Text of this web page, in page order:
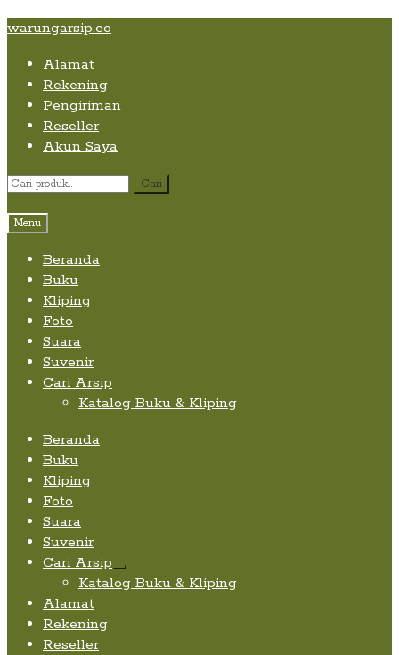
Skip
content
Skip
navigation
Skip
content
warungarsip.co
Alamat
Rekening
Pengiriman
Reseller
Akun Saya
Pencarian
Cari
Menu
Beranda
Buku
Kliping
Foto
Suara
Suvenir
Cari Arsip
Katalog Buku & Kliping
Beranda
Buku
Kliping
Foto
Suara
Suvenir
Cari Arsip
Expand
child
Katalog Buku & Kliping
Alamat
Rekening
Reseller